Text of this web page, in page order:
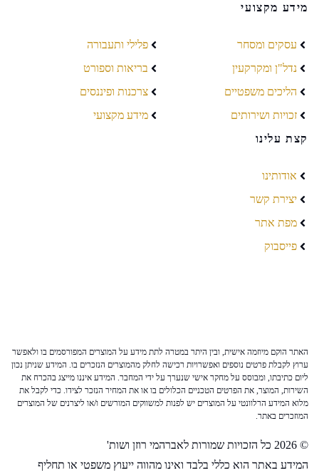
מידע מקצועי
עסקים ומסחר
נדל"ן ומקרקעין
הליכים משפטיים
זכויות ושירותים
פלילי ותעבורה
בריאות וספורט
צרכנות ופיננסים
מידע מקצועי
קצת עלינו
אודותינו
יצירת קשר
מפת אתר
פייסבוק
האתר הוקם מיוזמה אישית, ובין היתר במטרה לתת מידע על המוצרים המפורסמים בו ולאפשר
ערוץ לקבלת פרטים נוספים ואפשרויות רכישה לחלק מהמוצרים הנזכרים בו. המידע שניתן נכון
ליום כתיבתו, ומבוסס על מחקר אישי שנערך על ידי המחבר. המידע איננו מייצג בהכרח את
השירות, המוצר, את הפרטים הטכניים הכלולים בו או את המחיר הנזכר לצידו. כדי לקבל את
מלוא המידע הרלוונטי על המוצרים יש לפנות למשווקים המורשים ו/או ליצרנים של המוצרים
המוזכרים באתר.
© 2026 כל הזכויות שמורות לאברהמי רוזן ושות'
המידע באתר הוא כללי בלבד ואינו מהווה ייעוץ משפטי או תחליף